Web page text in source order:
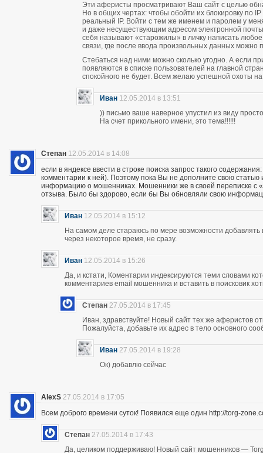
Эти аферисты просматривают Ваш сайт с целью
Но в общих чертах: чтобы обойти их блокировку по
реальный IP. Войти с тем же именем и паролем у
и даже несуществующим адресом электронной
себя называют «старожилы» в личку написать
связи, где после ввода произвольных данных можно
Стебаться над ними можно сколько угодно. А если
появляются в списке пользователей на главной
спокойного не будет. Всем желаю успешной охоты
Иван 12.05.2014 в 13:51
)) письмо ваше наверное упустил из виду
На счет прикольного имени, это тема!!!!!!
Степан 12.05.2014 в 14:08
если в яндексе ввести в строке поиска запрос такого
комментарии к ней). Поэтому пока Вы не дополните свою
информацию о мошенниках. Мошенники же в своей переписке с
отзыва. Было бы здорово, если бы Вы обновляли свою
Иван 12.05.2014 в 15:12
На самом деле стараюсь по мере возможности
через некоторое время, не сразу.
Иван 12.05.2014 в 15:26
Да, и кстати, Коментарии индексируются теми словами
комментариев email мошенника и вставить в поисковик
Степан 27.05.2014 в 17:45
Иван, здравствуйте! Новый сайт тех же аферистов
Пожалуйста, добавьте их адрес в тело основного
Иван 27.05.2014 в 19:28
Ок) добавлю сейчас
AlexS 27.05.2014 в 17:05
Всем доброго времени суток! Появился еще один http://torg-
Степан 27.05.2014 в 17:43
Да, целиком поддерживаю! Новый сайт мошенников —